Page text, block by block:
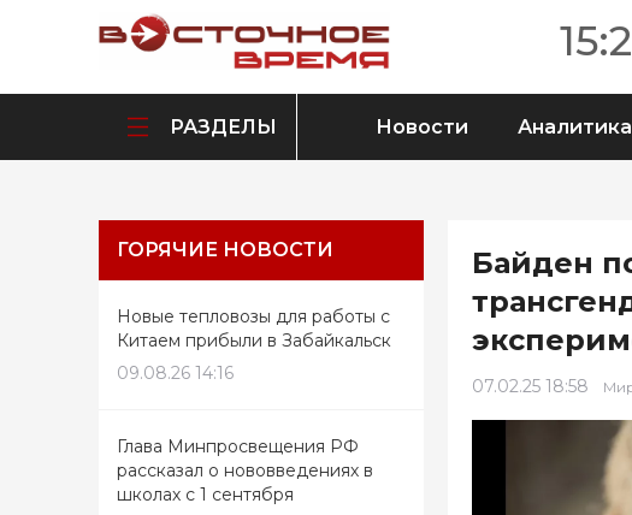
РАЗДЕЛЫ Новости Аналитика
ГОРЯЧИЕ НОВОСТИ
Новые тепловозы для работы с
Китаем прибыли в Забайкальск
09.08.26 14:16
Глава Минпросвещения РФ
рассказал о нововведениях в
школах с 1 сентября
Байден
07.02.25 18:58